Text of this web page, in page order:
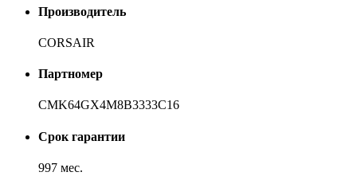
Производитель
CORSAIR
Партномер
CMK64GX4M8B3333C16
Срок гарантии
997 мес.